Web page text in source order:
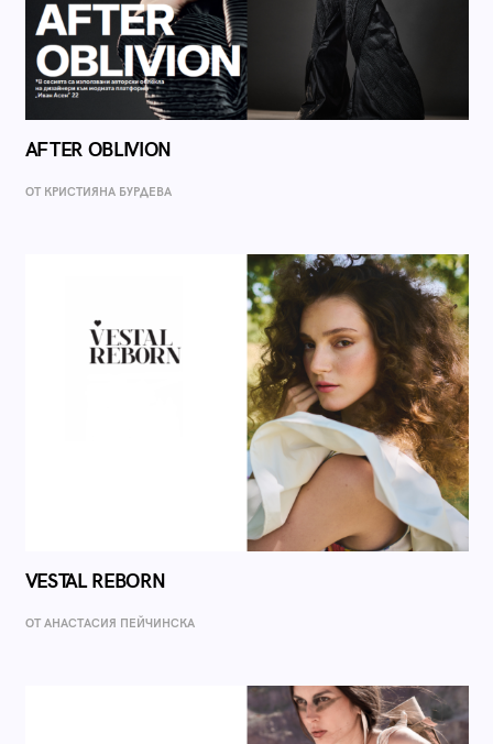
AFTER OBLIVION
ОТ КРИСТИЯНА БУРДЕВА
VESTAL REBORN
ОТ AНАСТАСИЯ ПЕЙЧИНСКА